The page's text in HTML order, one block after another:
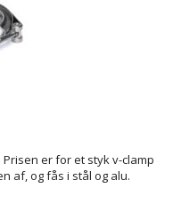
er for et styk v-clamp
af, og fås i stål og alu.